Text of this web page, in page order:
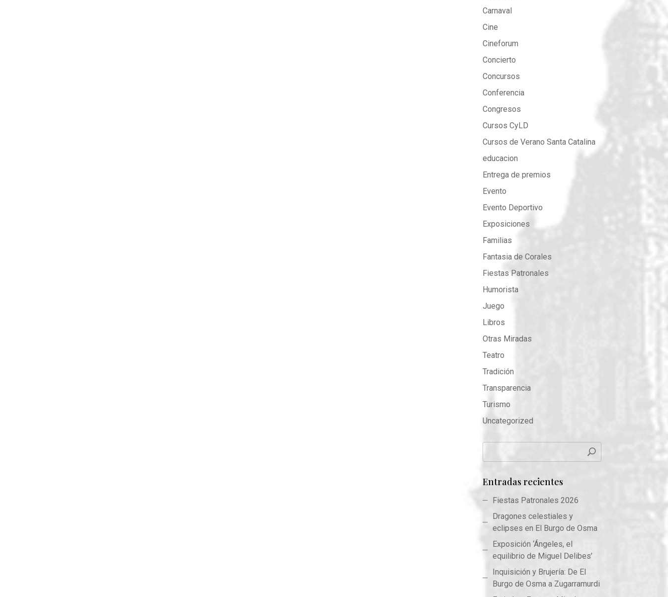
Carnaval
Cine
Cineforum
Concierto
Concursos
Conferencia
Congresos
Cursos CyLD
Cursos de Verano Santa Catalina
educacion
Entrega de premios
Evento
Evento Deportivo
Exposiciones
Familias
Fantasia de Corales
Fiestas Patronales
Humorista
Juego
Libros
Otras Miradas
Teatro
Tradición
Transparencia
Turismo
Uncategorized
Entradas recientes
Fiestas Patronales 2026
Dragones celestiales y
eclipses en El Burgo de Osma
Exposición ‘Ángeles, el
equilibrio de Miguel Delibes’
Inquisición y Brujería: De El
Burgo de Osma a Zugarramurdi